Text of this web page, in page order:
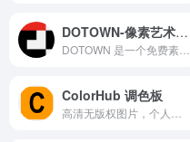
DOTOWN-像素艺术下载
ColorHub 调色板